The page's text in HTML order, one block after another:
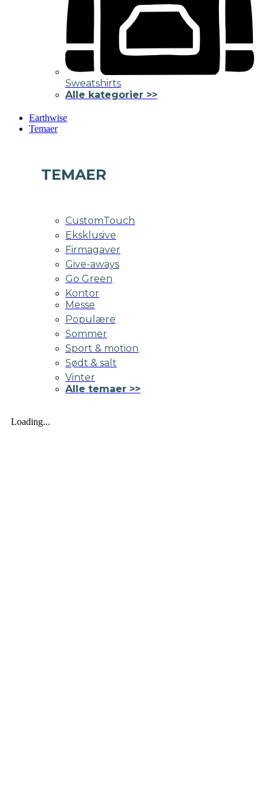
Sweatshirts
Alle kategorier >>
Earthwise
Temaer
TEMAER
CustomTouch
Eksklusive
Firmagaver
Give-aways
Go Green
Kontor
Messe
Populære
Sommer
Sport & motion
Sødt & salt
Vinter
Alle temaer >>
Loading...